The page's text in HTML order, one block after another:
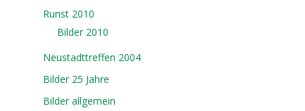
Runst 2010
Bilder 2010
Neustadttreffen 2004
Bilder 25 Jahre
Bilder allgemein